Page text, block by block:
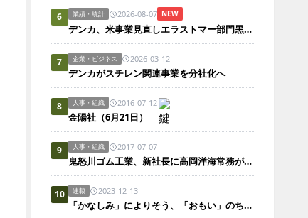
6 業績・統計 2026-08-07 NEW
デンカ、米事業見直しエラストマー部門黒字化
7 企業・ビジネス 2026-03-12
デンカがスチレン関連事業を分社化へ
8 人事・組織 2016-07-12
金陽社（6月21日）
9 人事・組織 2017-07-07
鬼怒川ゴム工業、新社長に高岡洋海常務が就任
10 連載 2023-12-13
「かなしみ」によりそう、「おもい」のちから。「大悲」は風のごとく。